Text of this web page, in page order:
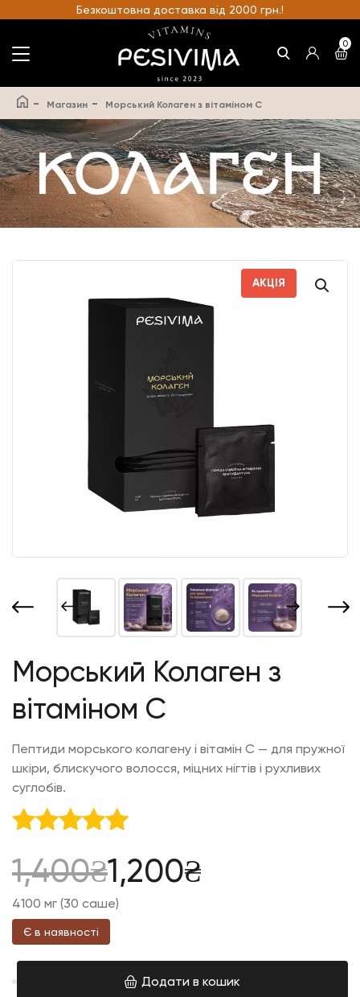
Безкоштовна доставка від 2000 грн.!
0
- Магазин - Морський Колаген з вітаміном С
АКЦІЯ
Морський Колаген з
вітаміном С
Пептиди морського колагену і вітамін С — для пружної
шкіри, блискучого волосся, міцних нігтів і рухливих
суглобів.
5.00з 5
1,400₴
Оригінальна
ціна:
1,400₴.
1,200₴
Поточна
ціна:
1,200₴.
4100 мг (30 саше)
Є в наявності
Додати в кошик